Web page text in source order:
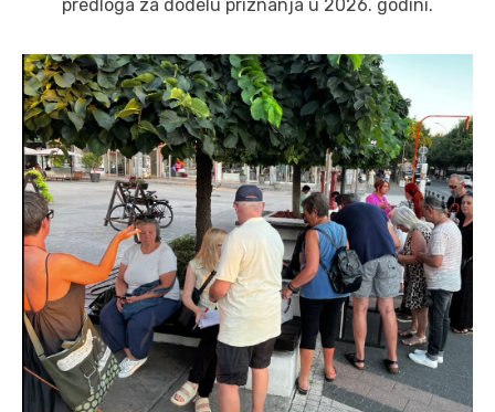
predloga za dodelu priznanja u 2026. godini.